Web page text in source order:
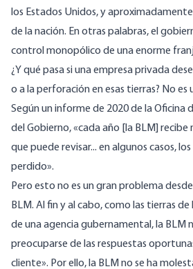
los Estados Unidos, yaproximadamente
de la nación. En otras palabras, el
control monopólico de una enorme
¿Y qué pasa si una empresa privada
o a la perforación en esas tierras? No es
Segúnun informe de 2020 de la Oficina
del Gobierno, «cada año [la BLM] recibe
que puede revisar... en algunos casos,
perdido».
Pero esto no es un gran problema
BLM. Al fin y al cabo, como las tierras
de una agencia gubernamental, la BLM
preocuparse de las respuestas
cliente». Por ello, la BLM no se ha